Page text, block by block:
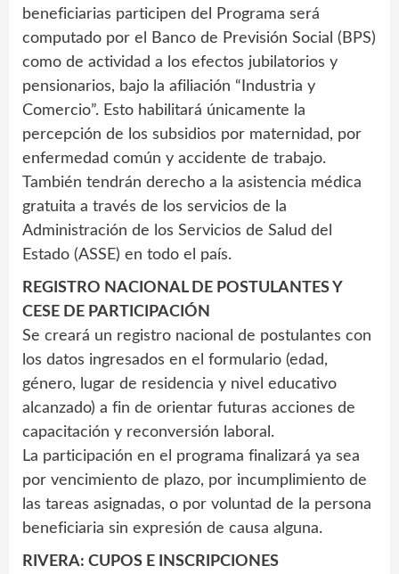
beneficiarias participen del Programa será
computado por el Banco de Previsión Social (BPS)
como de actividad a los efectos jubilatorios y
pensionarios, bajo la afiliación “Industria y
Comercio”. Esto habilitará únicamente la
percepción de los subsidios por maternidad, por
enfermedad común y accidente de trabajo.
También tendrán derecho a la asistencia médica
gratuita a través de los servicios de la
Administración de los Servicios de Salud del
Estado (ASSE) en todo el país.
REGISTRO NACIONAL DE POSTULANTES Y
CESE DE PARTICIPACIÓN
Se creará un registro nacional de postulantes con
los datos ingresados en el formulario (edad,
género, lugar de residencia y nivel educativo
alcanzado) a fin de orientar futuras acciones de
capacitación y reconversión laboral.
La participación en el programa finalizará ya sea
por vencimiento de plazo, por incumplimiento de
las tareas asignadas, o por voluntad de la persona
beneficiaria sin expresión de causa alguna.
RIVERA: CUPOS E INSCRIPCIONES